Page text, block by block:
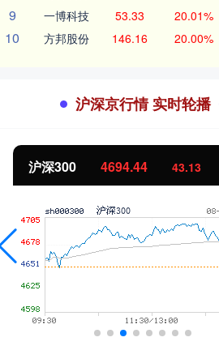
9 一博科技 53.33 20.01%
10 方邦股份 146.16 20.00%
沪深京行情 实时轮播
沪深300 4694.44 43.13